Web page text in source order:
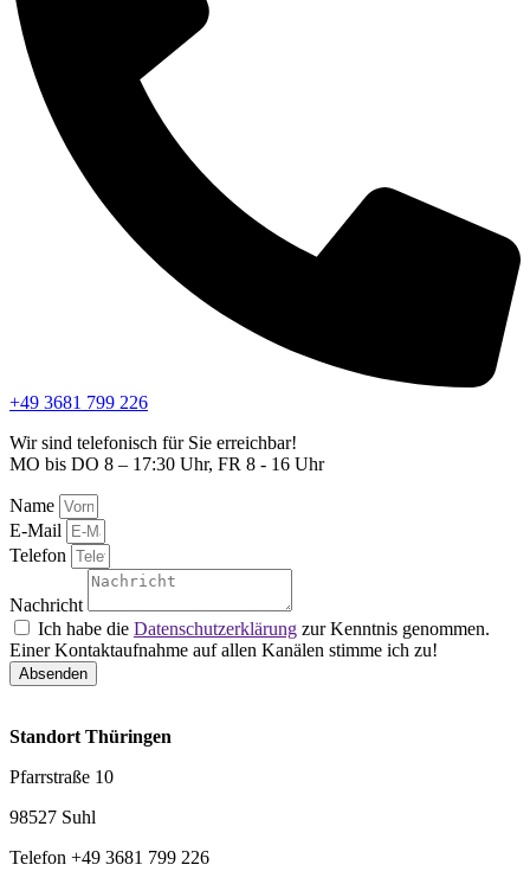
+49 3681 799 226
Wir sind telefonisch für Sie erreichbar!
MO bis DO 8 – 17:30 Uhr, FR 8 - 16 Uhr
Name
E-Mail
Telefon
Nachricht
Ich habe die Datenschutzerklärung zur Kenntnis genommen.
Einer Kontaktaufnahme auf allen Kanälen stimme ich zu!
Absenden
Standort Thüringen
Pfarrstraße 10
98527 Suhl
Telefon +49 3681 799 226